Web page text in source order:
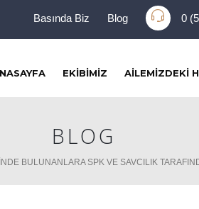
Basında Biz Blog 0
EKIBIMIZ AILEMIZDEKI
BLOG
BULUNANLARA SPK VE SAVCILIK